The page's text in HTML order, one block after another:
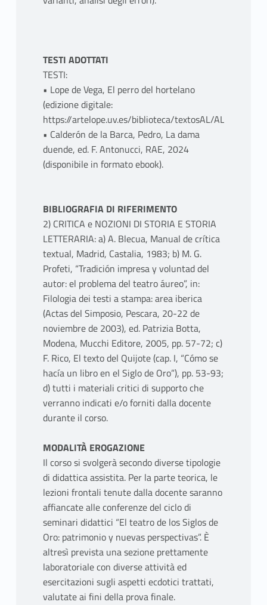
TESTI ADOTTATI
TESTI:
• Lope de Vega, El perro del hortelano
(edizione digitale:
https://artelope.uv.es/biblioteca/textosAL/
• Calderón de la Barca, Pedro, La dama
duende, ed. F. Antonucci, RAE, 2024
(disponibile in formato ebook).
BIBLIOGRAFIA DI RIFERIMENTO
2) CRITICA e NOZIONI DI STORIA E STORIA
LETTERARIA: a) A. Blecua, Manual de crítica
textual, Madrid, Castalia, 1983; b) M. G.
Profeti, “Tradición impresa y voluntad del
autor: el problema del teatro áureo”, in:
Filologia dei testi a stampa: area iberica
(Actas del Simposio, Pescara, 20-22 de
noviembre de 2003), ed. Patrizia Botta,
Modena, Mucchi Editore, 2005, pp. 57-72; c)
F. Rico, El texto del Quijote (cap. I, “Cómo se
hacía un libro en el Siglo de Oro”), pp. 53-93;
d) tutti i materiali critici di supporto che
verranno indicati e/o forniti dalla docente
durante il corso.
MODALITÀ EROGAZIONE
Il corso si svolgerà secondo diverse tipologie
di didattica assistita. Per la parte teorica, le
lezioni frontali tenute dalla docente saranno
affiancate alle conferenze del ciclo di
seminari didattici “El teatro de los Siglos de
Oro: patrimonio y nuevas perspectivas”. È
altresì prevista una sezione prettamente
laboratoriale con diverse attività ed
esercitazioni sugli aspetti ecdotici trattati,
valutate ai fini della prova finale.